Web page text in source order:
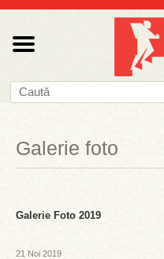
Galerie foto
Galerie Foto 2019
21 Noi 2019